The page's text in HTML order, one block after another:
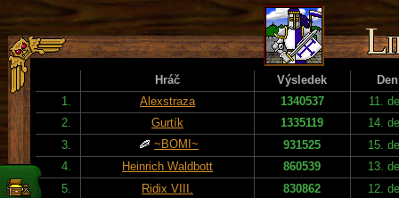
Hráč Výsledek
Den
1.
Alexstraza 1340537
11.
2.
Gurtík 1335119
14.
3.
~BOMI~ 931525
15.
4.
Heinrich Waldbott 860539
13.
5.
Ridix VIII. 830862
12.